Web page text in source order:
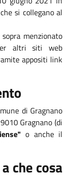
si collegano al
menzionato
altri siti web
appositi link
di Gragnano
Gragnano (di
o anche il
che cosa